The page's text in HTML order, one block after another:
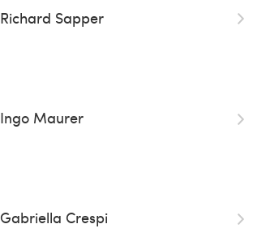
Richard Sapper
Ingo Maurer
Gabriella Crespi